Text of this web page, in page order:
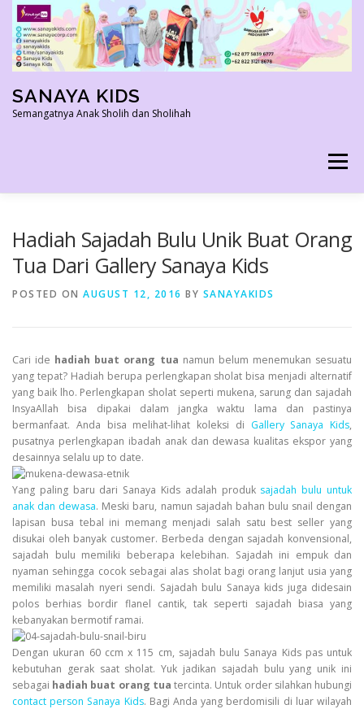
Skip
content
SANAYA KIDS
Semangatnya Anak Sholih dan Sholihah
Menu
Hadiah Sajadah Bulu Unik Buat Orang
Tua Dari Gallery Sanaya Kids
POSTED ON AUGUST 12, 2016 BY SANAYAKIDS
Cari ide hadiah buat orang tua namun belum menemukan sesuatu
yang tepat? Hadiah berupa perlengkapan sholat bisa menjadi alternatif
yang baik lho. Perlengkapan sholat seperti mukena, sarung dan sajadah
InsyaAllah bisa dipakai dalam jangka waktu lama dan pastinya
bermanfaat. Anda bisa melihat-lihat koleksi di Gallery Sanaya Kids,
pusatnya perlengkapan ibadah anak dan dewasa kualitas ekspor yang
desainnya selalu up to date.
Yang paling baru dari Sanaya Kids adalah produk sajadah bulu untuk
anak dan dewasa. Meski baru, namun sajadah bahan bulu snail dengan
lapisan busa tebal ini memang menjadi salah satu best seller yang
disukai oleh banyak customer. Berbeda dengan sajadah konvensional,
sajadah bulu memiliki beberapa kelebihan. Sajadah ini empuk dan
nyaman sehingga cocok sebagai alas sholat bagi orang lanjut usia yang
memiliki masalah nyeri sendi. Sajadah bulu Sanaya kids juga didesain
polos berhias bordir flanel cantik, tak seperti sajadah biasa yang
kebanyakan bermotif ramai.
Dengan ukuran 60 ccm x 115 cm, sajadah bulu Sanaya Kids pas untuk
kebutuhan gerak saat sholat. Yuk jadikan sajadah bulu yang unik ini
sebagai hadiah buat orang tua tercinta. Untuk order silahkan hubungi
contact person Sanaya Kids. Bagi Anda yang berdomisili di luar wilayah